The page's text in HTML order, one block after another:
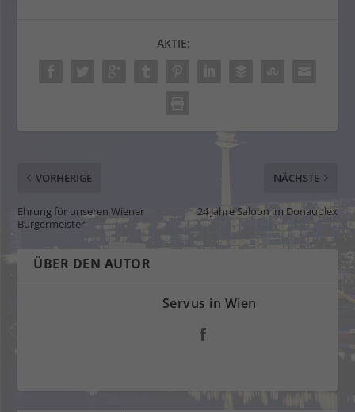
AKTIE:
VORHERIGE
Ehrung für unseren Wiener
Bürgermeister
NÄCHSTE
24 Jahre Saloon im Donauplex
ÜBER DEN AUTOR
Servus in Wien